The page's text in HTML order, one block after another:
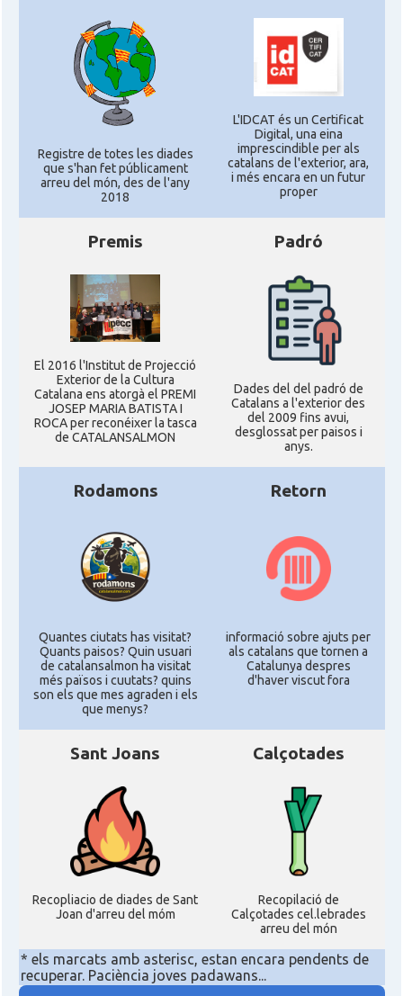
Registre de totes les diades
que s'han fet públicament
arreu del món, des de l'any
2018
L'IDCAT és un Certificat
Digital, una eina
imprescindible per als
catalans de l'exterior, ara,
i més encara en un futur
proper
Premis
El 2016 l'Institut de Projecció
Exterior de la Cultura
Catalana ens atorgà el PREMI
JOSEP MARIA BATISTA I
ROCA per reconéixer la tasca
de CATALANSALMON
Padró
Dades del del padró de
Catalans a l'exterior des
del 2009 fins avui,
desglossat per paisos i
anys.
Rodamons
Quantes ciutats has visitat?
Quants paisos? Quin usuari
de catalansalmon ha visitat
més països i cuutats? quins
son els que mes agraden i els
que menys?
Retorn
informació sobre ajuts per
als catalans que tornen a
Catalunya despres
d'haver viscut fora
Sant Joans
Recopliacio de diades de Sant
Joan d'arreu del móm
Calçotades
Recopilació de
Calçotades cel.lebrades
arreu del món
* els marcats amb asterisc, estan encara pendents de
recuperar. Paciència joves padawans...